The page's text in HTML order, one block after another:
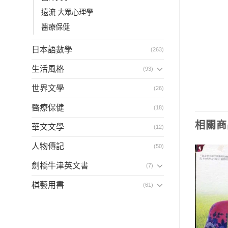
遠流 大眾心理學
醫療保健
日本語數學 (263)
生活風格 (93)
世界文學 (26)
醫療保健 (18)
華文文學 (12)
人物傳記 (50)
劍橋牛津英文書 (7)
棋藝用書 (61)
相關